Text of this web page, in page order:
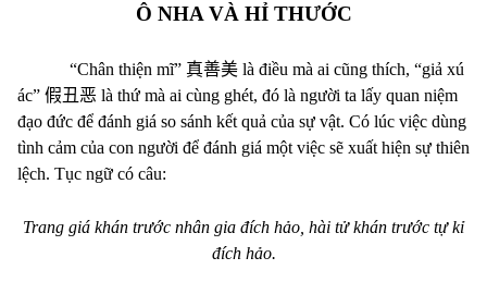
Ô NHA VÀ HỈ THƯỚC
“Chân thiện mĩ” 真善美 là điều mà ai cũng thích, “giả xú
ác” 假丑恶 là thứ mà ai cùng ghét, đó là người ta lấy quan niệm
đạo đức để đánh giá so sánh kết quả của sự vật. Có lúc việc dùng
tình cảm của con người để đánh giá một việc sẽ xuất hiện sự thiên
lệch. Tục ngữ có câu:
Trang giá khán trước nhân gia đích hảo, hài tử khán trước tự kỉ
đích hảo.